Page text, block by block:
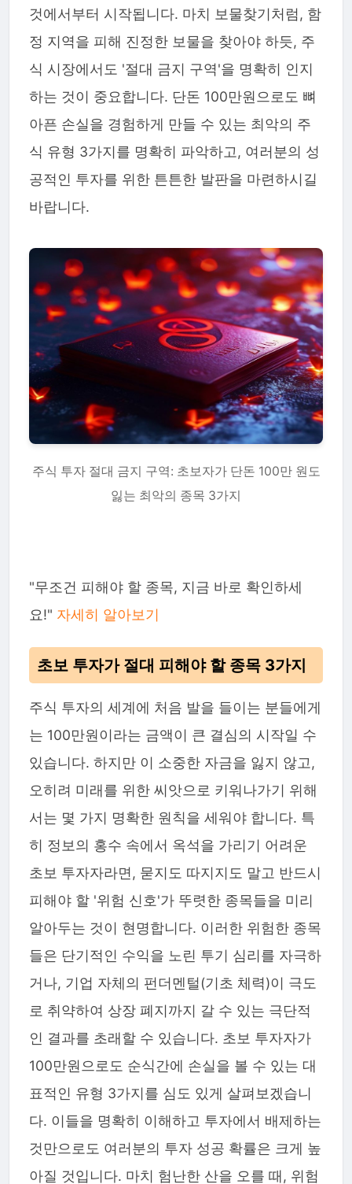
것에서부터 시작됩니다. 마치 보물찾기처럼, 함
정 지역을 피해 진정한 보물을 찾아야 하듯, 주
식 시장에서도 '절대 금지 구역'을 명확히 인지
하는 것이 중요합니다. 단돈 100만원으로도 뼈
아픈 손실을 경험하게 만들 수 있는 최악의 주
식 유형 3가지를 명확히 파악하고, 여러분의 성
공적인 투자를 위한 튼튼한 발판을 마련하시길
바랍니다.
주식 투자 절대 금지 구역: 초보자가 단돈 100만 원도
잃는 최악의 종목 3가지
"무조건 피해야 할 종목, 지금 바로 확인하세
요!" 자세히 알아보기
초보 투자가 절대 피해야 할 종목 3가지
주식 투자의 세계에 처음 발을 들이는 분들에게
는 100만원이라는 금액이 큰 결심의 시작일 수
있습니다. 하지만 이 소중한 자금을 잃지 않고,
오히려 미래를 위한 씨앗으로 키워나가기 위해
서는 몇 가지 명확한 원칙을 세워야 합니다. 특
히 정보의 홍수 속에서 옥석을 가리기 어려운
초보 투자자라면, 묻지도 따지지도 말고 반드시
피해야 할 '위험 신호'가 뚜렷한 종목들을 미리
알아두는 것이 현명합니다. 이러한 위험한 종목
들은 단기적인 수익을 노린 투기 심리를 자극하
거나, 기업 자체의 펀더멘털(기초 체력)이 극도
로 취약하여 상장 폐지까지 갈 수 있는 극단적
인 결과를 초래할 수 있습니다. 초보 투자자가
100만원으로도 순식간에 손실을 볼 수 있는 대
표적인 유형 3가지를 심도 있게 살펴보겠습니
다. 이들을 명확히 이해하고 투자에서 배제하는
것만으로도 여러분의 투자 성공 확률은 크게 높
아질 것입니다. 마치 험난한 산을 오를 때, 위험